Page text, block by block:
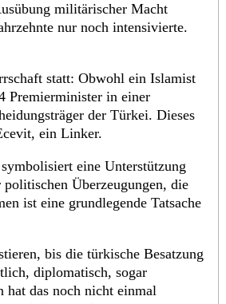
militärischer Macht
nur noch intensivierte.
statt: Obwohl ein Islamist
Premierminister in einer
der Türkei. Dieses
ein Linker.
eine Unterstützung
Überzeugungen, die
ist eine grundlegende Tatsache
bis die türkische Besatzung
diplomatisch, sogar
hat das noch nicht einmal